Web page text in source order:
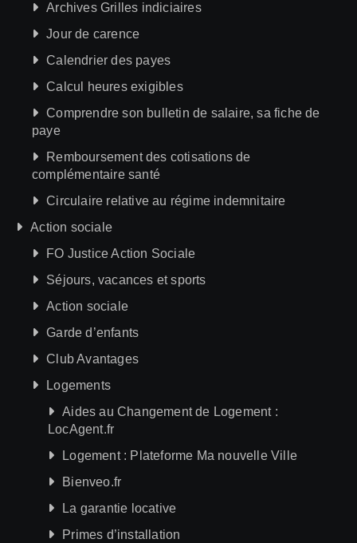
Archives Grilles indiciaires
Jour de carence
Calendrier des payes
Calcul heures exigibles
Comprendre son bulletin de salaire, sa fiche de
paye
Remboursement des cotisations de
complémentaire santé
Circulaire relative au régime indemnitaire
Action sociale
FO Justice Action Sociale
Séjours, vacances et sports
Action sociale
Garde d’enfants
Club Avantages
Logements
Aides au Changement de Logement :
LocAgent.fr
Logement : Plateforme Ma nouvelle Ville
Bienveo.fr
La garantie locative
Primes d’installation